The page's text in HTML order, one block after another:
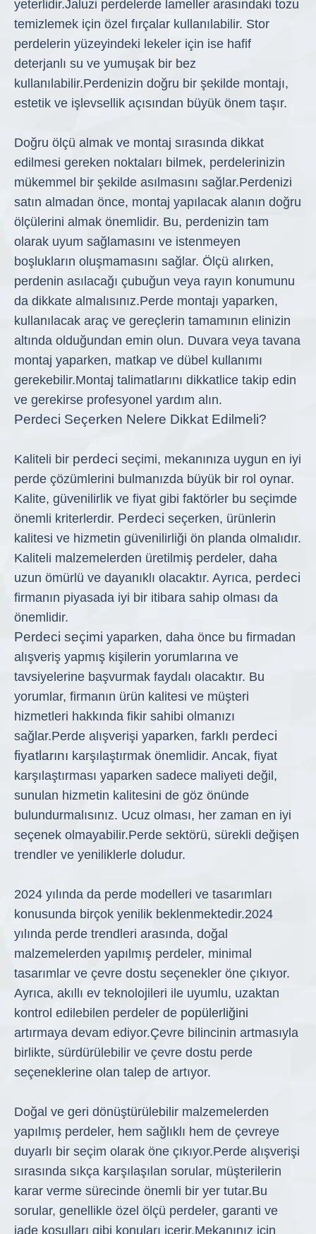
yeterlidir.Jaluzi perdelerde lameller arasındaki tozu
temizlemek için özel fırçalar kullanılabilir. Stor
perdelerin yüzeyindeki lekeler için ise hafif
deterjanlı su ve yumuşak bir bez
kullanılabilir.Perdenizin doğru bir şekilde montajı,
estetik ve işlevsellik açısından büyük önem taşır.
Doğru ölçü almak ve montaj sırasında dikkat
edilmesi gereken noktaları bilmek, perdelerinizin
mükemmel bir şekilde asılmasını sağlar.Perdenizi
satın almadan önce, montaj yapılacak alanın doğru
ölçülerini almak önemlidir. Bu, perdenizin tam
olarak uyum sağlamasını ve istenmeyen
boşlukların oluşmamasını sağlar. Ölçü alırken,
perdenin asılacağı çubuğun veya rayın konumunu
da dikkate almalısınız.Perde montajı yaparken,
kullanılacak araç ve gereçlerin tamamının elinizin
altında olduğundan emin olun. Duvara veya tavana
montaj yaparken, matkap ve dübel kullanımı
gerekebilir.Montaj talimatlarını dikkatlice takip edin
ve gerekirse profesyonel yardım alın.
Perdeci Seçerken Nelere Dikkat Edilmeli?
Kaliteli bir perdeci seçimi, mekanınıza uygun en iyi
perde çözümlerini bulmanızda büyük bir rol oynar.
Kalite, güvenilirlik ve fiyat gibi faktörler bu seçimde
önemli kriterlerdir. Perdeci seçerken, ürünlerin
kalitesi ve hizmetin güvenilirliği ön planda olmalıdır.
Kaliteli malzemelerden üretilmiş perdeler, daha
uzun ömürlü ve dayanıklı olacaktır. Ayrıca, perdeci
firmanın piyasada iyi bir itibara sahip olması da
önemlidir.
Perdeci seçimi yaparken, daha önce bu firmadan
alışveriş yapmış kişilerin yorumlarına ve
tavsiyelerine başvurmak faydalı olacaktır. Bu
yorumlar, firmanın ürün kalitesi ve müşteri
hizmetleri hakkında fikir sahibi olmanızı
sağlar.Perde alışverişi yaparken, farklı perdeci
fiyatlarını karşılaştırmak önemlidir. Ancak, fiyat
karşılaştırması yaparken sadece maliyeti değil,
sunulan hizmetin kalitesini de göz önünde
bulundurmalısınız. Ucuz olması, her zaman en iyi
seçenek olmayabilir.Perde sektörü, sürekli değişen
trendler ve yeniliklerle doludur.
2024 yılında da perde modelleri ve tasarımları
konusunda birçok yenilik beklenmektedir.2024
yılında perde trendleri arasında, doğal
malzemelerden yapılmış perdeler, minimal
tasarımlar ve çevre dostu seçenekler öne çıkıyor.
Ayrıca, akıllı ev teknolojileri ile uyumlu, uzaktan
kontrol edilebilen perdeler de popülerliğini
artırmaya devam ediyor.Çevre bilincinin artmasıyla
birlikte, sürdürülebilir ve çevre dostu perde
seçeneklerine olan talep de artıyor.
Doğal ve geri dönüştürülebilir malzemelerden
yapılmış perdeler, hem sağlıklı hem de çevreye
duyarlı bir seçim olarak öne çıkıyor.Perde alışverişi
sırasında sıkça karşılaşılan sorular, müşterilerin
karar verme sürecinde önemli bir yer tutar.Bu
sorular, genellikle özel ölçü perdeler, garanti ve
iade koşulları gibi konuları içerir.Mekanınız için